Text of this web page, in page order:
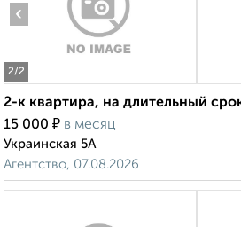
2/2
‹
2-к квартира, на длительный
15 000 ₽ в месяц
Украинская 5А
Агентство, 07.08.2026